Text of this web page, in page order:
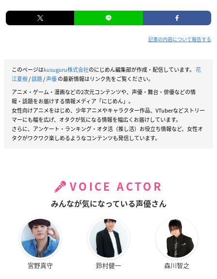
記事の内容について報告する
このページはkusuguru株式会社のにじめん編集部が作成・配信しています。 花
江夏樹/話題/声優の最新情報はリンク先をご覧ください。
アニメ・ゲーム・漫画などの2次元コンテンツや、声優・舞台・俳優などの情
報・話題をお届けする情報メディア「にじめん」。
女性向けアニメをはじめ、少年アニメやキャラクター作品、VTuberなどストリー
マーにも幅を広げ、オタクが気になる情報を幅広くお届けしています。
さらに、アンケート・ランキング・オタ活（推し活）お役立ち情報など、女性オ
タクがワクワク楽しめるようなコンテンツも発信しています。
VOICE ACTOR
みんなが気になっている声優さん
宮野真守 鈴村健一 森川智之